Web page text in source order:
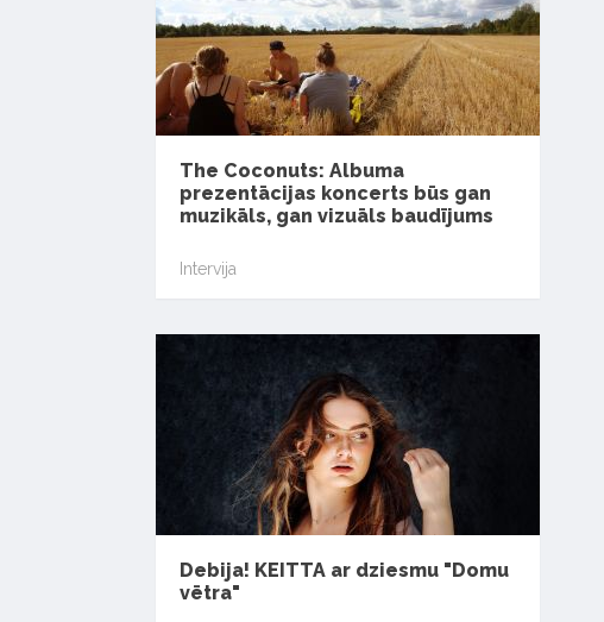
The Coconuts: Albuma
prezentācijas koncerts būs gan
muzikāls, gan vizuāls baudījums
Intervija
Debija! KEITTA ar dziesmu "Domu
vētra"